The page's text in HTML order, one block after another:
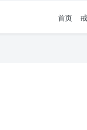
首页